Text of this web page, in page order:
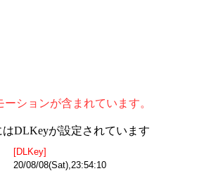
ションが含まれています。
はDLKeyが設定されています
[DLKey]
20/08/08(Sat),23:54:10